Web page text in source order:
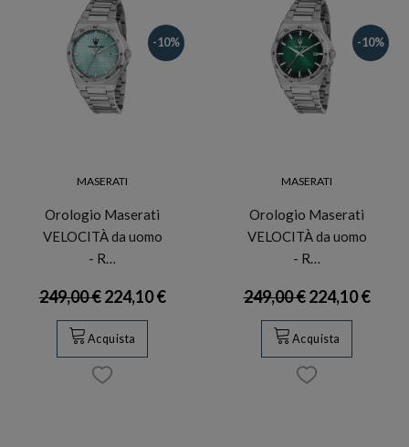
-10%
MASERATI
Orologio Maserati
VELOCITÀ da uomo
- R…
249,00 €224,10 €
Acquista
-10%
MASERATI
Orologio Maserati
VELOCITÀ da uomo
- R…
249,00 €224,10 €
Acquista